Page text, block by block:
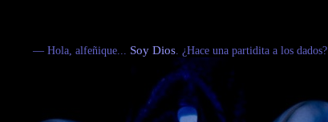
— Hola, alfeñique... Soy Dios. ¿Hace una partidita a los dados?